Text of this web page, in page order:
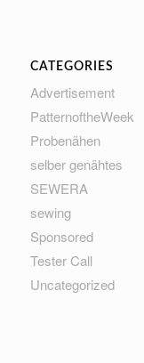
CATEGORIES
Advertisement
PatternoftheWeek
Probenähen
selber genähtes
SEWERA
sewing
Sponsored
Tester Call
Uncategorized